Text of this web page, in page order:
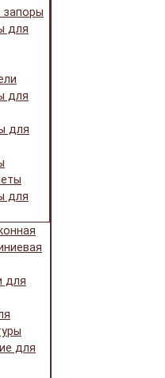
запоры
для
для
для
для
для
для